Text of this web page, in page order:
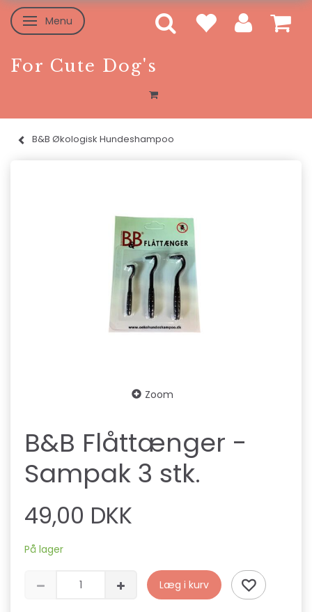
Skifte navigation
Menu
For Cute Dog's
B&B Økologisk Hundeshampoo
Zoom
B&B Flåttænger -
Sampak 3 stk.
49,00 DKK
På lager
Læg i kurv